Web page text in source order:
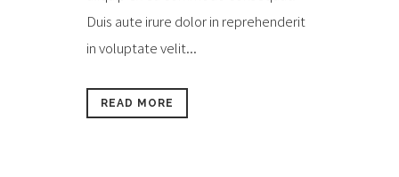
Duis aute irure dolor in reprehenderit
in voluptate velit...
READ MORE